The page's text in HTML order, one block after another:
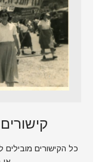
כל הקישורים מובילים